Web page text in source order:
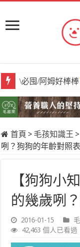
\必囤/阿姆好棒棒
\獨家/原肉嫩鮮食
首頁 > 毛孩知識王 >
咧？狗狗的年齡對照
【狗狗小
的幾歲咧
2016-01-15
42,463 個人已看過